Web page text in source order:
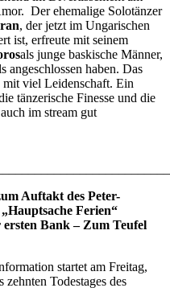
Der ehemalige Solotänzer
, der jetzt im Ungarischen
ist, erfreute mit seinem
als junge baskische Männer,
angeschlossen haben. Das
mit viel Leidenschaft. Ein
tänzerische Finesse und die
im stream gut
Auftakt des Peter-
Ferien“
Bank – Zum Teufel
startet am Freitag,
Todestages des